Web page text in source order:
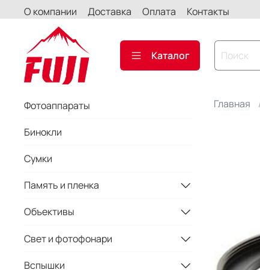
О компании Доставка Оплата Контакты
Каталог
Главная
Фотоаппараты
Бинокли
Сумки
Память и пленка
Объективы
Свет и фотофонари
Вспышки